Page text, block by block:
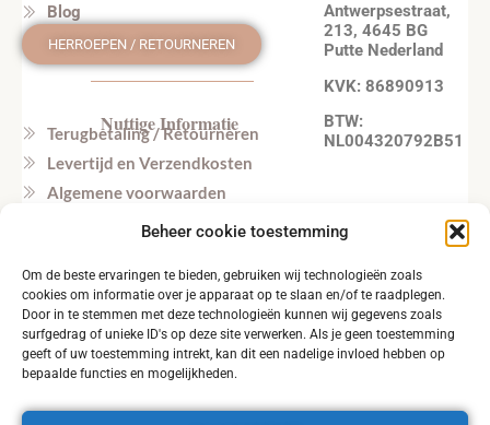
Beheer cookie toestemming
Om de beste ervaringen te bieden, gebruiken wij technologieën zoals
cookies om informatie over je apparaat op te slaan en/of te raadplegen.
Door in te stemmen met deze technologieën kunnen wij gegevens zoals
surfgedrag of unieke ID's op deze site verwerken. Als je geen toestemming
geeft of uw toestemming intrekt, kan dit een nadelige invloed hebben op
bepaalde functies en mogelijkheden.
Blog
HERROEPEN / RETOURNEREN
Nuttige Informatie
Terugbetaling / Retourneren
Levertijd en Verzendkosten
Algemene voorwaarden
Privacy beleid
Tel. NL: +31164603172 (NL, EN)
Tel. BE: +32495219857 (NL, EN)
Antwerpsestraat,
213, 4645 BG
Putte Nederland
KVK: 86890913
BTW:
NL004320792B51